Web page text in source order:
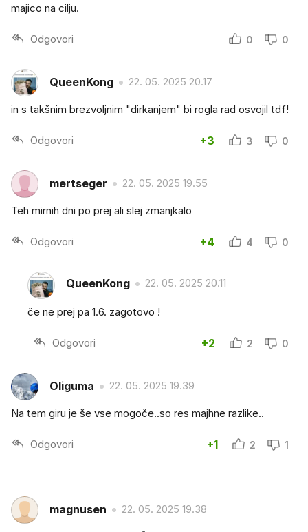
majico na cilju.
Odgovori 0 0
QueenKong 22. 05. 2025 20.17
in s takšnim brezvoljnim "dirkanjem" bi rogla rad osvojil tdf!
Odgovori +3 3 0
mertseger 22. 05. 2025 19.55
Teh mirnih dni po prej ali slej zmanjkalo
Odgovori +4 4 0
QueenKong 22. 05. 2025 20.11
če ne prej pa 1.6. zagotovo !
Odgovori +2 2 0
Oliguma 22. 05. 2025 19.39
Na tem giru je še vse mogoče..so res majhne razlike..
Odgovori +1 2 1
magnusen 22. 05. 2025 19.38